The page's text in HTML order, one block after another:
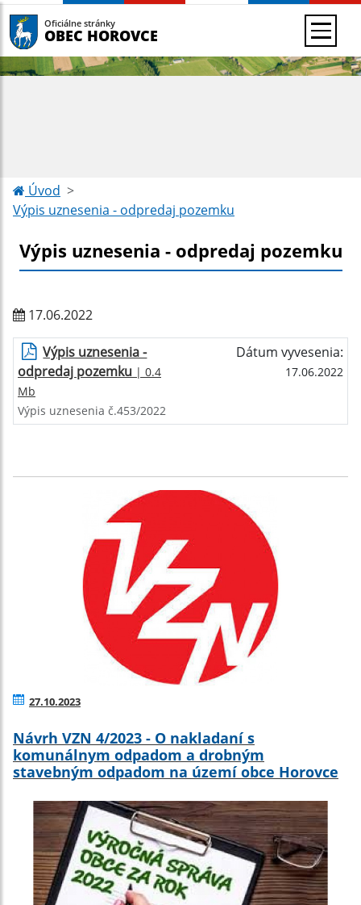
Oficiálne stránky
OBEC HOROVCE
Úvod
Výpis uznesenia - odpredaj pozemku
Výpis uznesenia - odpredaj pozemku
17.06.2022
Výpis uznesenia -
odpredaj pozemku | 0.4
Mb
Dátum vyvesenia:
17.06.2022
Výpis uznesenia č.453/2022
27.10.2023
Návrh VZN 4/2023 - O nakladaní s
komunálnym odpadom a drobným
stavebným odpadom na území obce Horovce